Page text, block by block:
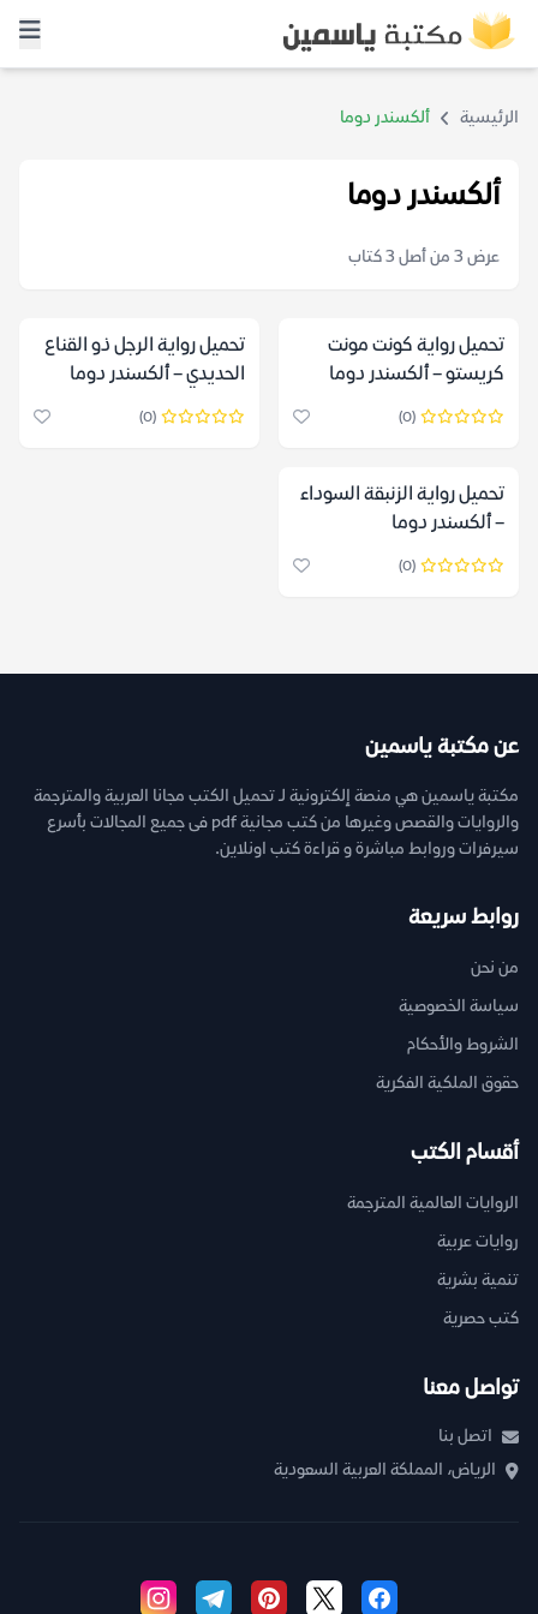
الرئيسية ألكسندر دوما
ألكسندر دوما
عرض 3 من أصل 3 كتاب
تحميل رواية كونت مونت
كريستو – ألكسندر دوما
(0)
تحميل رواية الرجل ذو القناع
الحديدي – ألكسندر دوما
(0)
تحميل رواية الزنبقة السوداء
– ألكسندر دوما
(0)
عن مكتبة ياسمين
مكتبة ياسمين هي منصة إلكترونية لـ تحميل الكتب مجانا العربية والمترجمة
والروايات والقصص وغيرها من كتب مجانية pdf فى جميع المجالات بأسرع
سيرفرات وروابط مباشرة و قراءة كتب اونلاين.
روابط سريعة
من نحن
سياسة الخصوصية
الشروط والأحكام
حقوق الملكية الفكرية
أقسام الكتب
الروايات العالمية المترجمة
روايات عربية
تنمية بشرية
كتب حصرية
تواصل معنا
اتصل بنا
الرياض، المملكة العربية السعودية